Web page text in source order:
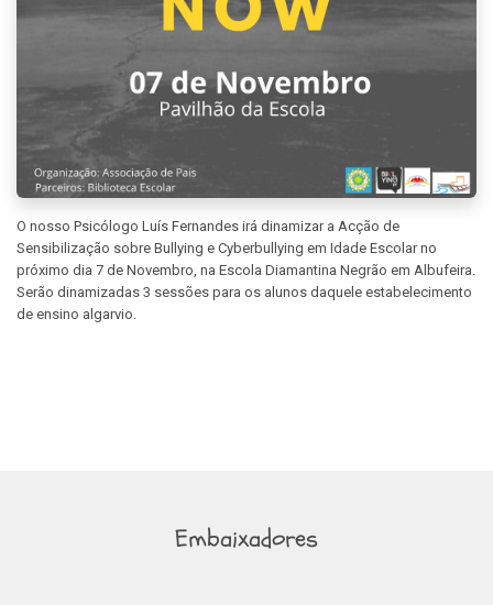
O nosso Psicólogo Luís Fernandes irá dinamizar a Acção de
Sensibilização sobre Bullying e Cyberbullying em Idade Escolar no
próximo dia 7 de Novembro, na Escola Diamantina Negrão em Albufeira.
Serão dinamizadas 3 sessões para os alunos daquele estabelecimento
de ensino algarvio.
Embaixadores